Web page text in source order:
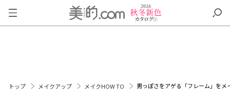
トップ メイクアップ メイクHOW TO 男っぽさをアゲる「フレーム」を